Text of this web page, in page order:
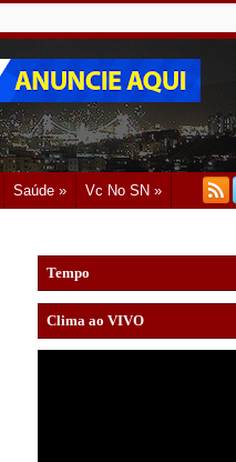
Saúde » Vc No SN »
Tempo
Clima ao VIVO